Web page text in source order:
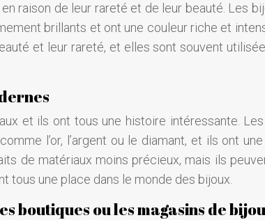
raison de leur rareté et de leur beauté. Les
brillants et ont une couleur riche et
et leur rareté, et elles sont souvent
et ils ont tous une histoire intéressante.
l’or, l’argent ou le diamant, et ils ont
de matériaux moins précieux, mais ils
tous une place dans le monde des bijoux.
boutiques ou les magasins de